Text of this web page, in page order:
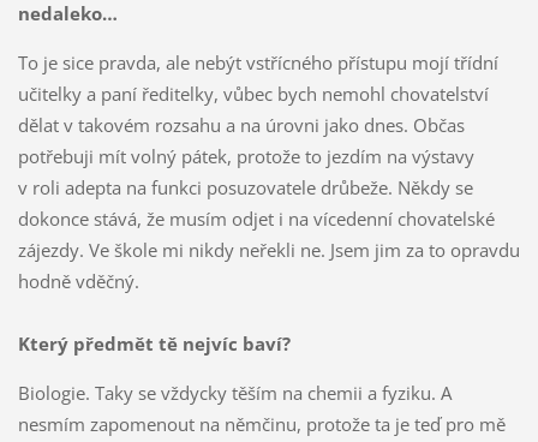
nedaleko…
To je sice pravda, ale nebýt vstřícného přístupu mojí třídní
učitelky a paní ředitelky, vůbec bych nemohl chovatelství
dělat v takovém rozsahu a na úrovni jako dnes. Občas
potřebuji mít volný pátek, protože to jezdím na výstavy
v roli adepta na funkci posuzovatele drůbeže. Někdy se
dokonce stává, že musím odjet i na vícedenní chovatelské
zájezdy. Ve škole mi nikdy neřekli ne. Jsem jim za to opravdu
hodně vděčný.
Který předmět tě nejvíc baví?
Biologie. Taky se vždycky těším na chemii a fyziku. A
nesmím zapomenout na němčinu, protože ta je teď pro mě